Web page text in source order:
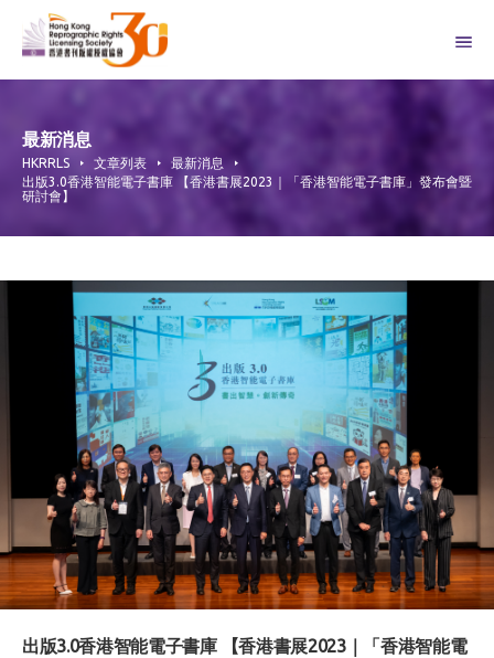
content
最新消息
HKRRLS 文章列表
最新消息
出版3.0香港智能電子書庫 【香港書展2023｜「香港智能電子書庫」發布會暨
研討會】
出版3.0香港智能電子書庫 【香港書展2023｜「香港智能電